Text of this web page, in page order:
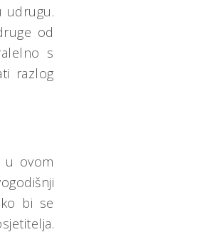
udrugu.
od
s
razlog
u ovom
bi se